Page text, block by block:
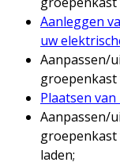
Aanleggen
uw
Aanpassen/
groepenkast
Plaatsen
Aanpassen/
groepenkast
laden;